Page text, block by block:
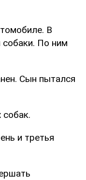
В
По ним
Сын пытался
и третья